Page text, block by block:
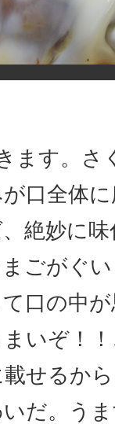
ます。さ
口全体
絶妙に
ごがぐ
口の中
いぞ！
せるか
だ。う